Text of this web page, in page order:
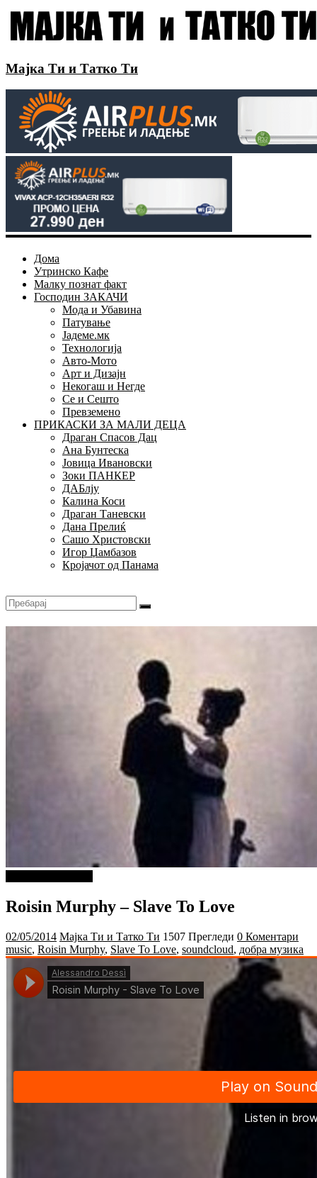
Мајка Ти и Татко Ти
Дома
Утринско Кафе
Малку познат факт
Господин ЗАКАЧИ
Мода и Убавина
Патување
Јадеме.мк
Технологија
Авто-Мото
Арт и Дизајн
Некогаш и Негде
Се и Сешто
Превземено
ПРИКАСКИ ЗА МАЛИ ДЕЦА
Драган Спасов Дац
Ана Бунтеска
Јовица Ивановски
Зоки ПАНКЕР
ДАБлју
Калина Коси
Драган Таневски
Дана Прелиќ
Сашо Христовски
Игор Џамбазов
Кројачот од Панама
Roisin Murphy – Slave To Love
02/05/2014 Мајка Ти и Татко Ти 1507 Прегледи 0 Коментари
music, Roisin Murphy, Slave To Love, soundcloud, добра музика